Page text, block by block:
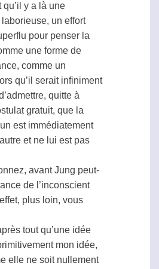
y a là une
un effort
pour penser la
une forme de
comme un
qu’il serait infiniment
quitte à
gratuit, que la
est immédiatement
et ne lui est pas
avant Jung peut-
de l’inconscient
plus loin, vous
tout qu’une idée
mon idée,
elle ne soit nullement